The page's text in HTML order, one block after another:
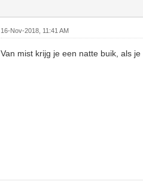
16-Nov-2018, 11:41 AM
Van mist krijg je een natte buik, als je